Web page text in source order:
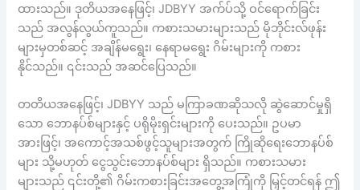
ထားသည်။ ဒုတိယအနေဖြင့်၊ JDBYY အက်ပ်သို့ ဝင်ရောက်ခြင်း
သည် အလွန်လွယ်ကူသည်။ ကစားသမားများသည် မိုဘိုင်းလ်ဖုန်း
များမှတစ်ဆင့် အချိန်မရွေး၊ နေရာမရွေး ဂိမ်းများကို ကစား
နိုင်သည်။ ၎င်းသည် အဆင်ပြေသည်။
တတိယအနေဖြင့်၊ JDBYY သည် မကြာခဏဆိုသလို ဆွဲဆောင်မှုရှိ
သော ဘောနပ်စ်များနှင့် ပရိုမိုးရှင်းများကို ပေးသည်။ ဥပမာ
အားဖြင့်၊ အကောင့်အသစ်ဖွင့်သူများအတွက် ကြိုဆိုရေးဘောနပ်စ်
များ သို့မဟုတ် ငွေသွင်းဘောနပ်စ်များ ရှိသည်။ ကစားသမား
များသည် ၎င်းတို့၏ ဂိမ်းကစားခြင်းအတွေ့အကြုံကို မြှင့်တင်ရန် ဤ